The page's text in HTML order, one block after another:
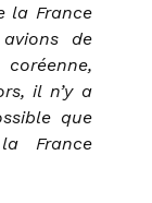
la France
de
il n’y a
que
France